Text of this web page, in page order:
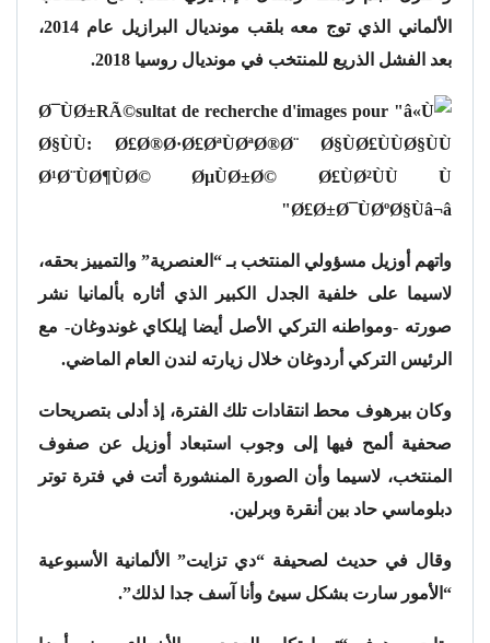
الألماني الذي توج معه بلقب مونديال البرازيل عام 2014،
بعد الفشل الذريع للمنتخب في مونديال روسيا 2018.
واتهم أوزيل مسؤولي المنتخب بـ “العنصرية” والتمييز بحقه،
لاسيما على خلفية الجدل الكبير الذي أثاره بألمانيا نشر
صورته -ومواطنه التركي الأصل أيضا إيلكاي غوندوغان- مع
الرئيس التركي أردوغان خلال زيارته لندن العام الماضي.
وكان بيرهوف محط انتقادات تلك الفترة، إذ أدلى بتصريحات
صحفية ألمح فيها إلى وجوب استبعاد أوزيل عن صفوف
المنتخب، لاسيما وأن الصورة المنشورة أتت في فترة توتر
دبلوماسي حاد بين أنقرة وبرلين.
وقال في حديث لصحيفة “دي تزايت” الألمانية الأسبوعية
“الأمور سارت بشكل سيئ وأنا آسف جدا لذلك”.